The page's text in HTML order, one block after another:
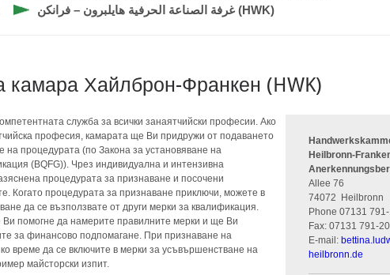
غرفة الصناعة الحرفية هايلبرون – فرانكن (HWK)
камара Хайлброн-Франкен (HWK)
служба за всички занаятчийски професии. Ако
професия, камарата ще Ви придружи от подаването
на процедурата (по Закона за установяване на
(BQFG)). Чрез индивидуална и интензивна
процедурата за признаване и посочени
Когато процедурата за признаване приключи, можете в
да се възползвате от други мерки за квалификация.
Ви помогне да намерите правилните мерки и ще Ви
за финансово подпомагане. При признаване на
време да се включите в мерки за усъвършенстване на
майсторски изпит.
Heilbronn-
Allee 76
74072
Heilbronn
Phone07131
Fax:07131 791-
E-mail:
heilbronn.de